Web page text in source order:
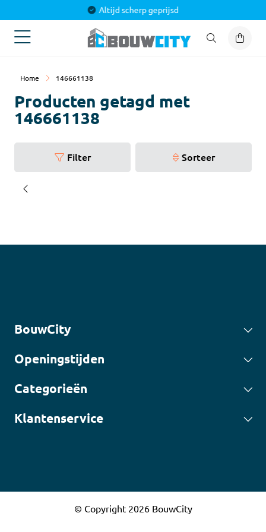
Home 146661138
Producten getagd met
146661138
Filter Sorteer
BouwCity
Openingstijden
Categorieën
Klantenservice
© Copyright 2026 BouwCity